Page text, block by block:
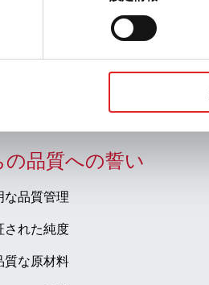
の品質への誓い
な品質管理
された純度
質な原材料